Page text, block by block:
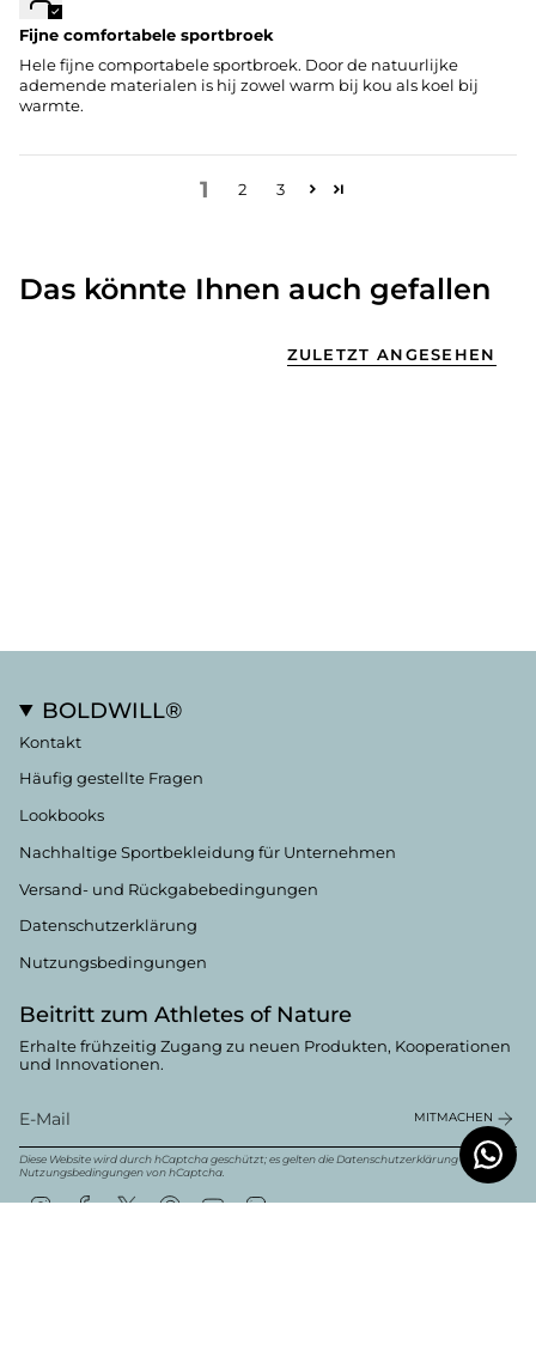
Fijne comfortabele sportbroek
Hele fijne comportabele sportbroek. Door de natuurlijke
ademende materialen is hij zowel warm bij kou als koel bij
warmte.
1 2 3
Das könnte Ihnen auch gefallen
ZULETZT ANGESEHEN
BOLDWILL®
Kontakt
Häufig gestellte Fragen
Lookbooks
Nachhaltige Sportbekleidung für Unternehmen
Versand- und Rückgabebedingungen
Datenschutzerklärung
Nutzungsbedingungen
Beitritt zum Athletes of Nature
Erhalte frühzeitig Zugang zu neuen Produkten, Kooperationen
und Innovationen.
MITMACHEN
Diese Website wird durch hCaptcha geschützt; es gelten dieDatenschutzerklärungunddie
Nutzungsbedingungen vonhCaptcha.
InstagramFacebook
TwitterPinterestYouTubeLinkedin